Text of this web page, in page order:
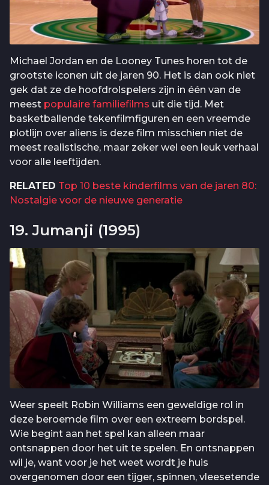
Michael Jordan en de Looney Tunes horen tot de
grootste iconen uit de jaren 90. Het is dan ook niet
gek dat ze de hoofdrolspelers zijn in één van de
meest populaire familiefilms uit die tijd. Met
basketballende tekenfilmfiguren en een vreemde
plotlijn over aliens is deze film misschien niet de
meest realistische, maar zeker wel een leuk verhaal
voor alle leeftijden.
RELATED Top 10 beste kinderfilms van de jaren 80:
Nostalgie voor de nieuwe generatie
19. Jumanji (1995)
Weer speelt Robin Williams een geweldige rol in
deze beroemde film over een extreem bordspel.
Wie begint aan het spel kan alleen maar
ontsnappen door het uit te spelen. En ontsnappen
wil je, want voor je het weet wordt je huis
overgenomen door een tijger, spinnen, vleesetende